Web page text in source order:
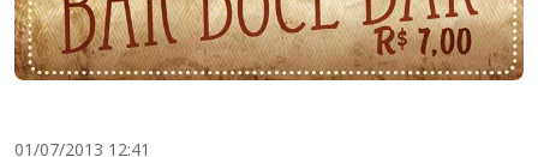
01/07/2013 12:41